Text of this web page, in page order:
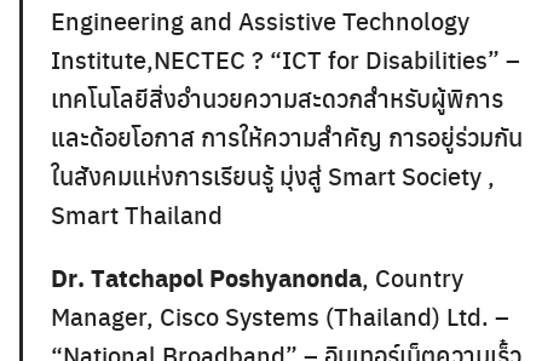
Engineering and Assistive Technology
Institute,NECTEC ? “ICT for Disabilities” –
เทคโนโลยีสิ่งอำนวยความสะดวกสำหรับผู้พิการ
และด้อยโอกาส การให้ความสำคัญ การอยู่ร่วมกัน
ในสังคมแห่งการเรียนรู้ มุ่งสู่ Smart Society ,
Smart Thailand
Dr. Tatchapol Poshyanonda, Country
Manager, Cisco Systems (Thailand) Ltd. –